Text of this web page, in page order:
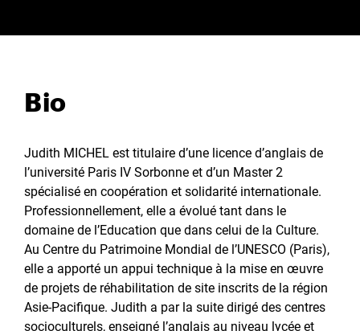
Bio
Judith MICHEL est titulaire d’une licence d’anglais de
l’université Paris IV Sorbonne et d’un Master 2
spécialisé en coopération et solidarité internationale.
Professionnellement, elle a évolué tant dans le
domaine de l’Education que dans celui de la Culture.
Au Centre du Patrimoine Mondial de l’UNESCO (Paris),
elle a apporté un appui technique à la mise en œuvre
de projets de réhabilitation de site inscrits de la région
Asie-Pacifique. Judith a par la suite dirigé des centres
socioculturels, enseigné l’anglais au niveau lycée et